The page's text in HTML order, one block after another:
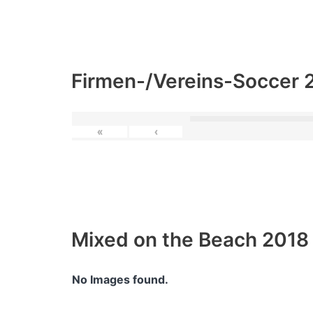
Firmen-/Vereins-Soccer
« ‹
Mixed on the Beach 2018
No Images found.